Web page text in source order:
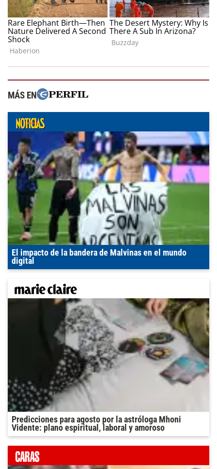
MÁS EN
El impacto de la bandera de Malvinas en el mundo
digital
Predicciones para agosto por la astróloga Mhoni
Vidente: plano espiritual, laboral y amoroso